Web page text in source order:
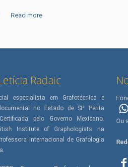
Read more
Radaic
especialista em Grafotécnica e
no Estado de SP. Perita
pelo Governo Mexicano.
Institute of Graphologists na
Internacional de Grafologia
Ou